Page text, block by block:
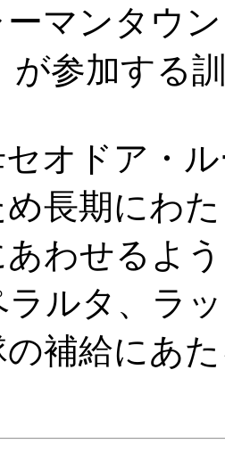
マンタウ
が参加する
オドア・
長期にわ
わせるよ
ラルタ、ラ
の補給にあ